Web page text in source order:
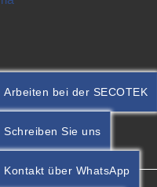
Arbeiten bei der SECOTEK
Schreiben Sie uns
Kontakt über WhatsApp